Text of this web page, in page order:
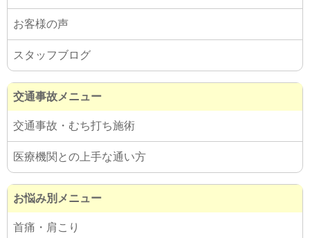
お客様の声
スタッフブログ
交通事故メニュー
交通事故・むち打ち施術
医療機関との上手な通い方
お悩み別メニュー
首痛・肩こり